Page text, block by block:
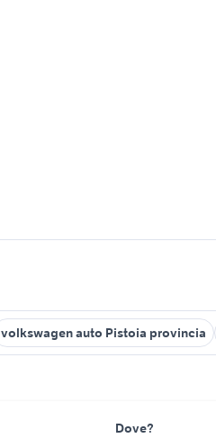
volkswagen auto Pistoia provincia
Dove?